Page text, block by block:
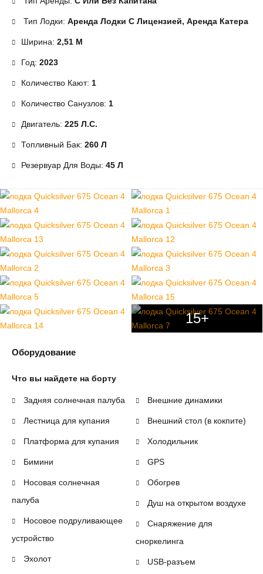
Тип Лодки: Аренда Лодки С Лицензией, Аренда Катера
Ширина: 2,51 М
Год: 2023
Количество Кают: 1
Количество Санузлов: 1
Двигатель: 225 Л.с.
Топливный Бак: 260 Л
Резервуар Для Воды: 45 Л
15+
Оборудование
Что вы найдете на борту
Задняя солнечная палуба
Лестница для купания
Платформа для купания
Бимини
Носовая солнечная
палуба
Носовое подруливающее
устройство
Эхолот
Внешние динамики
Внешний стол (в кокпите)
Холодильник
GPS
Обогрев
Душ на открытом воздухе
Снаряжение для
сноркелинга
USB-разъем